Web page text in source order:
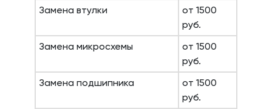
Замена втулки
от 1500
руб.
Замена микросхемы
от 1500
руб.
Замена подшипника
от 1500
руб.